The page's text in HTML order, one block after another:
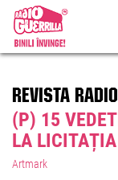
REVISTA
(P) 15
LA
Artmark